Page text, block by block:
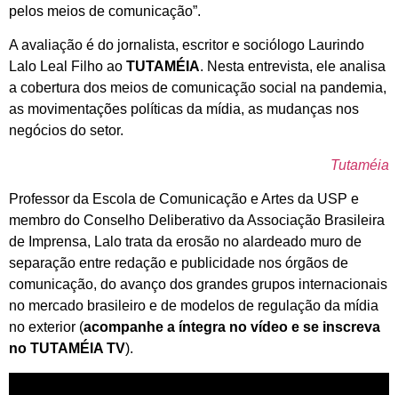
pelos meios de comunicação”.
A avaliação é do jornalista, escritor e sociólogo Laurindo
Lalo Leal Filho ao TUTAMÉIA. Nesta entrevista, ele analisa
a cobertura dos meios de comunicação social na pandemia,
as movimentações políticas da mídia, as mudanças nos
negócios do setor.
Tutaméia
Professor da Escola de Comunicação e Artes da USP e
membro do Conselho Deliberativo da Associação Brasileira
de Imprensa, Lalo trata da erosão no alardeado muro de
separação entre redação e publicidade nos órgãos de
comunicação, do avanço dos grandes grupos internacionais
no mercado brasileiro e de modelos de regulação da mídia
no exterior (acompanhe a íntegra no vídeo e se inscreva
no TUTAMÉIA TV).